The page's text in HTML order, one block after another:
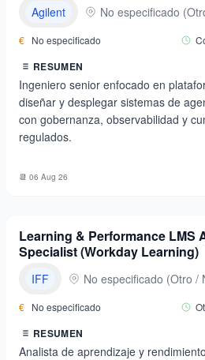
Agilent No especificado (
€ No especificado
RESUMEN
Ingeniero senior enfocado en
diseñar y desplegar sistemas de
con gobernanza, observabilidad y
regulados.
📆 06 Aug 26
Learning & Performance LMS
Specialist (Workday Learning)
IFF No especificado (Otro /
€ No especificado
RESUMEN
Analista de aprendizaje y